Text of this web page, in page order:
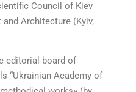
Council of Kiev
Architecture (Kyiv,
editorial board of
“Ukrainian Academy of